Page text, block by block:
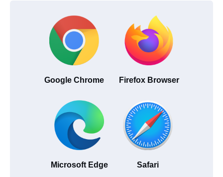
Google Chrome Firefox Browser
Microsoft Edge Safari